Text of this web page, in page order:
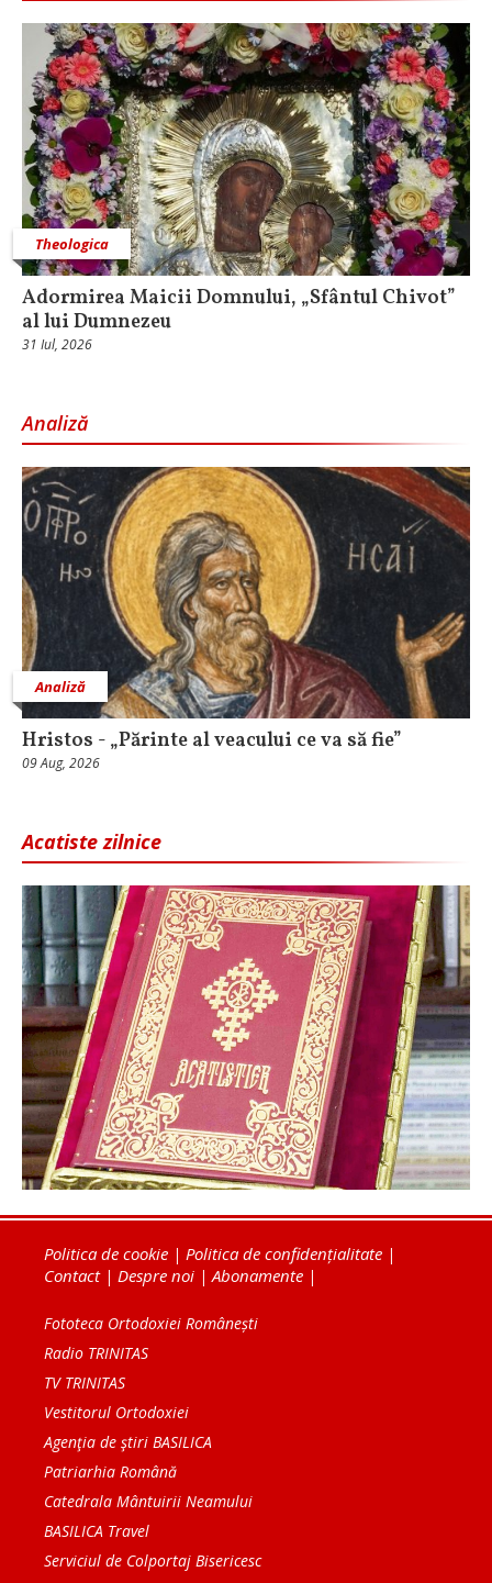
Theologica
Adormirea Maicii Domnului, „Sfântul Chivot”
al lui Dumnezeu
31 Iul, 2026
Analiză
Analiză
Hristos - „Părinte al veacului ce va să fie”
09 Aug, 2026
Acatiste zilnice
Politica de cookie | Politica de confidențialitate |
Contact| Despre noi |Abonamente |
Fototeca Ortodoxiei Românești
Radio TRINITAS
TV TRINITAS
Vestitorul Ortodoxiei
Agenţia de ştiri BASILICA
Patriarhia Română
Catedrala Mântuirii Neamului
BASILICA Travel
Serviciul de Colportaj Bisericesc